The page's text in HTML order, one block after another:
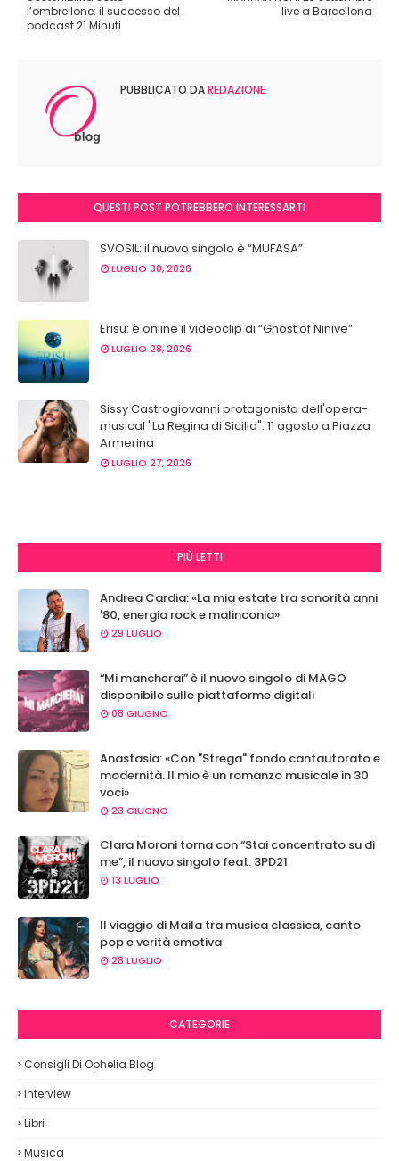
live a Barcellona
l’ombrellone: il successo del
podcast 21 Minuti
PUBBLICATO DAREDAZIONE
QUESTI POST POTREBBERO INTERESSARTI
SVOSIL: il nuovo singolo è “MUFASA”
LUGLIO 30, 2026
Erisu: è online il videoclip di “Ghost of Ninive”
LUGLIO 28, 2026
Sissy Castrogiovanni protagonista dell'opera-
musical "La Regina di Sicilia": 11 agosto a Piazza
Armerina
LUGLIO 27, 2026
PIÙ LETTI
Andrea Cardia: «La mia estate tra sonorità anni
'80, energia rock e malinconia»
29 LUGLIO
“Mi mancherai” è il nuovo singolo di MAGO
disponibile sulle piattaforme digitali
08 GIUGNO
Anastasia: «Con "Strega" fondo cantautorato e
modernità. Il mio è un romanzo musicale in 30
voci»
23 GIUGNO
Clara Moroni torna con “Stai concentrato su di
me”, il nuovo singolo feat. 3PD21
13 LUGLIO
Il viaggio di Maila tra musica classica, canto
pop e verità emotiva
28 LUGLIO
CATEGORIE
Consigli Di Ophelia Blog
Interview
Libri
Musica